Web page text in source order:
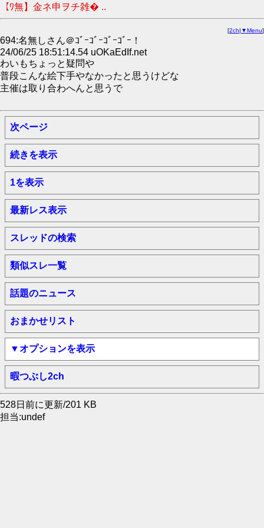
【ﾜ無】金ネ申ヲチ雑� ..
[2ch| ▼Menu]
694:名無しさん＠ｺﾞｰｺﾞｰｺﾞｰｺﾞｰ！
24/06/25 18:51:14.54 uOKaEdIf.net
わいもちょっと疑問や
普段こんな絵下手やなかったと思うけどな
主催は取り合わへんと思うで
次ページ
続きを表示
1を表示
最新レス表示
スレッドの検索
類似スレ一覧
話題のニュース
おまかせリスト
▼オプションを表示
暇つぶし2ch
528日前に更新/201 KB
担当:undef